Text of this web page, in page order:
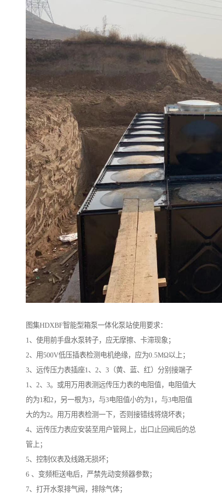
图集HDXBF智能型箱泵一体化泵站使用要求：
1、使用前手盘水泵转子，应无摩擦、卡滞现象；
2、用500V低压插表检测电机绝缘，应为0.5MΩ以上；
3、远传压力表插座1、2、3（黄、蓝、红）分别接端子
1、2、3。或用万用表测远传压力表的电阻值，电阻值大
的为1和2，另一根为3，与3电阻值小的为1，与3电阻值
大的为2。用万用表检测一下，否则接错线将烧坏表；
4、远传压力表应安装至用户管网上，出口止回阀后的总
管上；
5、控制仪表及线路无损坏；
6 、变频柜送电后，严禁先动变频器参数；
7、打开水泵排气阀，排除气体；